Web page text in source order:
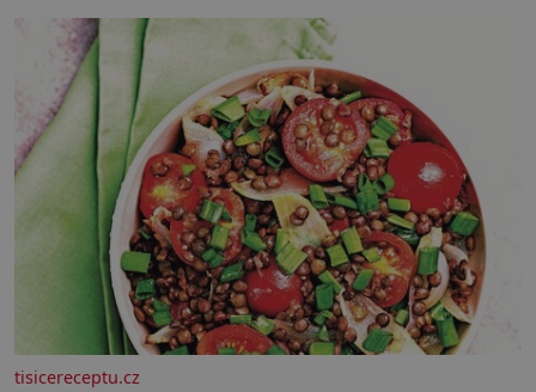
povaze, ale i v potřebách naší pokožky. Ohnivá znamení
Ženy narozené ve znamení Berana, Lva a Střelce v sobě
nesou žár, odvahu a neutuchající elán. Vaše
tisicereceptu.cz